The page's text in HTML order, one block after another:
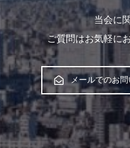
当会に
ご質問はお気軽に
メールでのお